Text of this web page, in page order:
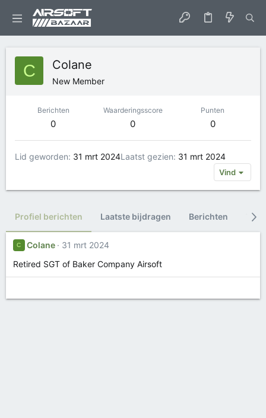
C Colane
New Member
Berichten
0
Waarderingsscore
0
Punten
0
Lid geworden 31 mrt 2024Laatst gezien 31 mrt 2024
Vind
Profiel berichten Laatste bijdragen Berichten
C Colane
31 mrt 2024
Retired SGT of Baker Company Airsoft